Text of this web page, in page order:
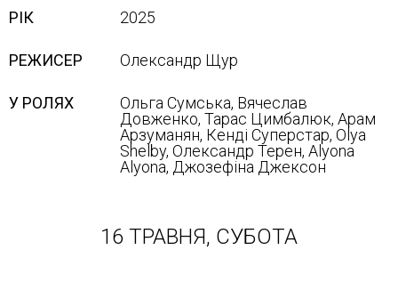
РІК 2025
РЕЖИСЕР Олександр Щур
У РОЛЯХ
Ольга Сумська, Вячеслав
Довженко, Тарас Цимбалюк, Арам
Арзуманян, Кенді Суперстар, Olya
Shelby, Олександр Терен, Alyona
Alyona, Джозефіна Джексон
16 ТРАВНЯ, СУБОТА